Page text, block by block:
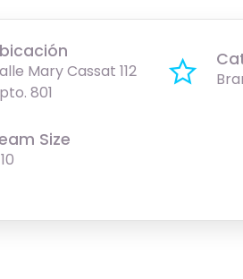
Mary Cassat 112
801
Size